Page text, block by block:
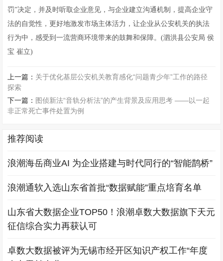
罚”决定，并及时听取企业意见，与企业建立沟通机制，提高企业守
法的自觉性，更好地激发市场主体活力，让企业从公安机关的执法
行为中，感受到一流营商环境带来的鼓舞和保障。(泗洪县公安局 侯
宝 崔立)
上一篇： 关于优化基层公安机关教育感化“问题青少年”工作的路径
探索
下一篇： 图侦新法“音轨分析法”的产生背景及应用思考 ——以一起
非正常死亡事件处置为例
推荐阅读
浪潮海岳商业AI 为企业搭建与时代同行的“智能鹊桥”
浪潮通软入选山东省首批“数据赋能”重点培育名单
山东省大数据企业TOP50！浪潮卓数大数据旗下天元
征信综合实力再获认可
卓数大数据被评为无锡市经开区知识产权工作“年度